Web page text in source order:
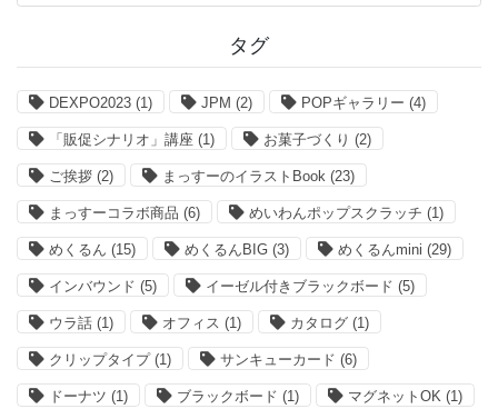
記
タグ
DEXPO2023 (1) JPM (2) POPギャラリー (4)
「販促シナリオ」講座 (1) お菓子づくり (2)
ご挨拶 (2) まっすーのイラストBook (23)
まっすーコラボ商品 (6) めいわんポップスクラッチ (1)
めくるん (15) めくるんBIG (3) めくるんmini (29)
インバウンド (5) イーゼル付きブラックボード (5)
ウラ話 (1) オフィス (1) カタログ (1)
クリップタイプ(1) サンキューカード (6)
ドーナツ (1) ブラックボード (1) マグネットOK (1)